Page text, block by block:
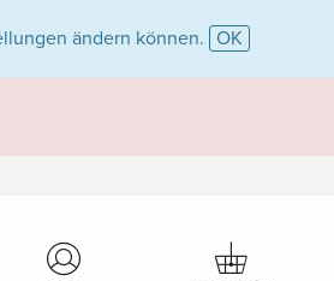
ändern können. OK